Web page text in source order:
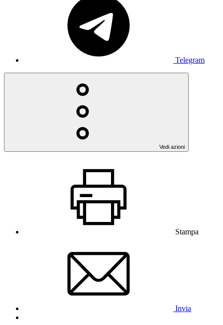
Telegram
Vedi azioni
Stampa
Invia